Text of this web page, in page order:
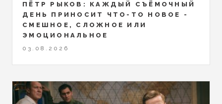
ПЁТР РЫКОВ: КАЖДЫЙ СЪЁМОЧНЫЙ
ДЕНЬ ПРИНОСИТ ЧТО-ТО НОВОЕ -
СМЕШНОЕ, СЛОЖНОЕ ИЛИ
ЭМОЦИОНАЛЬНОЕ
03.08.2026